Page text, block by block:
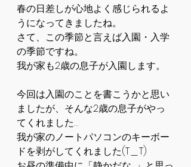
春の日差しが心地よく感じられるよ
うになってきましたね。
さて、この季節と言えば入園・入学
の季節ですね。
我が家も2歳の息子が入園します。
今回は入園のことを書こうかと思い
ましたが、そんな2歳の息子がやっ
てくれました…
我が家のノートパソコンのキーボー
ドを剥がしてくれました(T＿T)